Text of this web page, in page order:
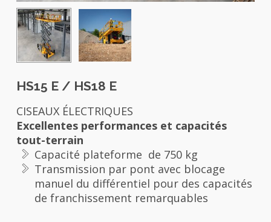
HS15 E / HS18 E
CISEAUX ÉLECTRIQUES
Excellentes performances et capacités
tout-terrain
Capacité plateforme de 750 kg
Transmission par pont avec blocage
manuel du différentiel pour des capacités
de franchissement remarquables